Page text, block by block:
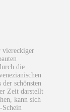
viereckiger
die
schönsten
Zeit darstellt
kann sich
Schein